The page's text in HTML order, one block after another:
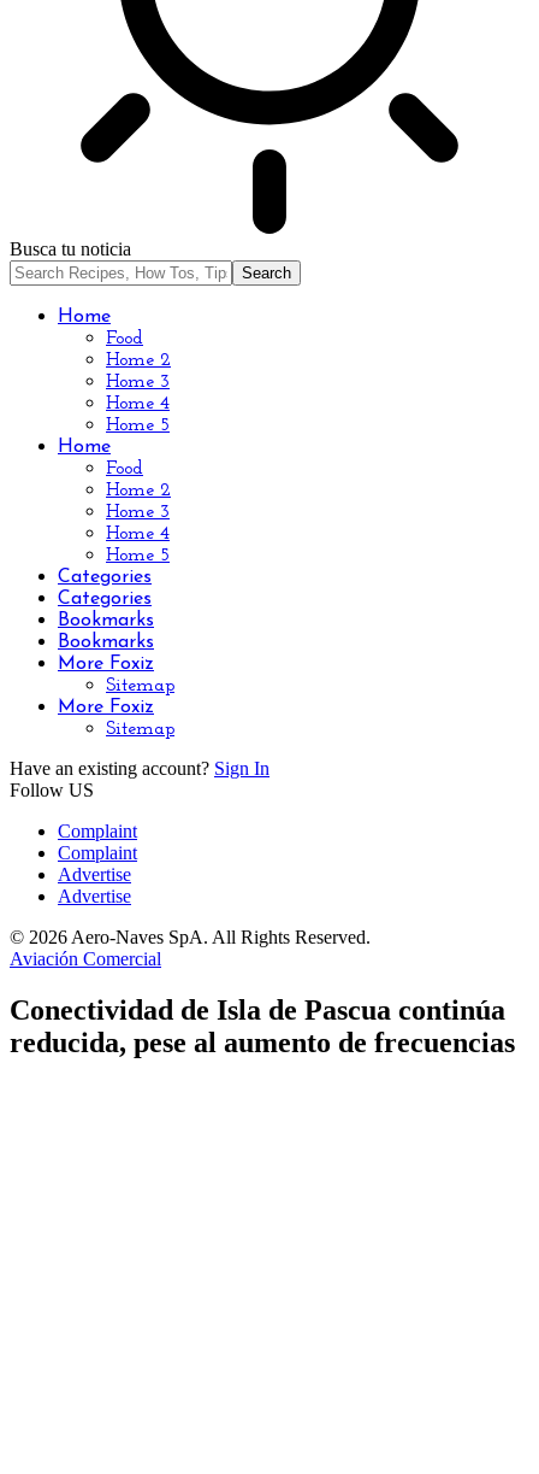
Busca tu noticia
Home
Food
Home 2
Home 3
Home 4
Home 5
Home
Food
Home 2
Home 3
Home 4
Home 5
Categories
Categories
Bookmarks
Bookmarks
More Foxiz
Sitemap
More Foxiz
Sitemap
Have an existing account? Sign In
Follow US
Complaint
Complaint
Advertise
Advertise
© 2026 Aero-Naves SpA. All Rights Reserved.
Aviación Comercial
Conectividad de Isla de Pascua continúa
reducida, pese al aumento de frecuencias